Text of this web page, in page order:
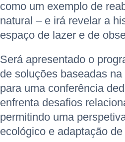
como um exemplo de
natural – e irá revelar a
espaço de lazer e de
Será apresentado o
de soluções baseadas
para uma conferência
enfrenta desafios
permitindo uma
ecológico e adaptação